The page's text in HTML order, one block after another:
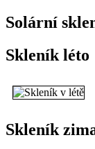
Solární
Skleník léto
Skleník